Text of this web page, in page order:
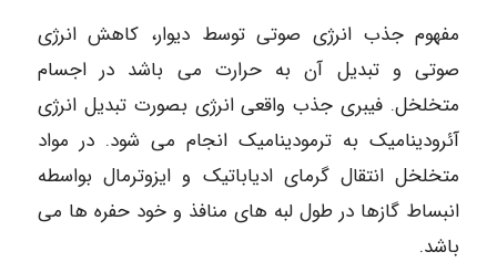
مفهوم جذب انرژی صوتی توسط دیوار، کاهش انرژی
صوتی و تبدیل آن به حرارت می باشد در اجسام
متخلخل. فیبری جذب واقعی انرژی بصورت تبدیل انرژی
آئرودینامیک به ترمودینامیک انجام می شود. در مواد
متخلخل انتقال گرمای ادیاباتیک و ایزوترمال بواسطه
انبساط گازها در طول لبه های منافذ و خود حفره ها می
باشد.